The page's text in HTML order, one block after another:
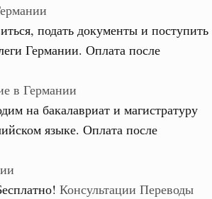
подать документы и поступить
Германии. Оплата после
в Германии
на бакалавриат и магистратуру
языке. Оплата после
Консультации Переводы